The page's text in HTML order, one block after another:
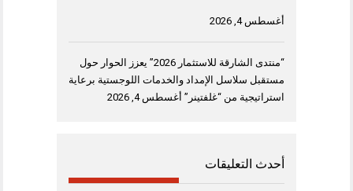
أغسطس 4, 2026
“منتدى الشارقة للاستثمار 2026” يعزز الحوار حول
مستقبل سلاسل الإمداد والخدمات اللوجستية برعاية
استراتيجية من “غلفتينر” أغسطس 4, 2026
أحدث التعليقات